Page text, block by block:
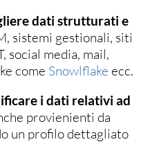
dati strutturati e
sistemi gestionali, siti
social media, mail,
come Snowlflake ecc.
i dati relativi ad
provienienti da
un profilo dettagliato